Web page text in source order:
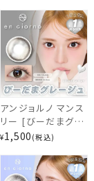
1Month EC86569
アンジョルノ マンス
リー [びーだまグレ
ージュ] 1ヶ月 [2枚
1Month EC96100
¥1,500 税込